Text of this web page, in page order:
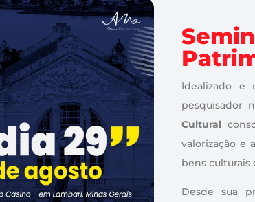
Idealizado e
pesquisador
Cultural
valorização e
bens culturais
Desde sua